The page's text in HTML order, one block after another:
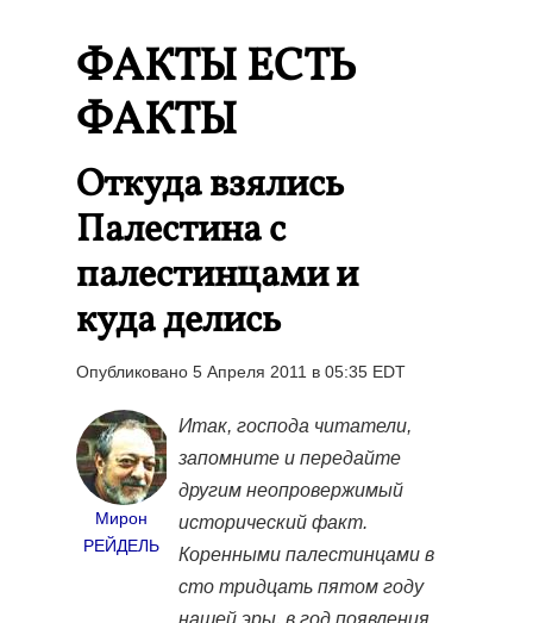
ФАКТЫ ЕСТЬ
ФАКТЫ
Откуда взялись
Палестина с
палестинцами и
куда делись
Опубликовано 5 Апреля 2011 в 05:35 EDT
Мирон
РЕЙДЕЛЬ
Итак, господа читатели,
запомните и передайте
другим неопровержимый
исторический факт.
Коренными палестинцами в
сто тридцать пятом году
нашей эры, в год появления